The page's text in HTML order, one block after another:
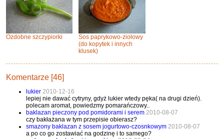
Ozdobne szczypiorki
Sos paprykowo-ziołowy
(do kopytek i innych
klusek)
Komentarze [46]
lukier 2010-12-16
lepiej nie dawać cytryny, gdyż lukier wtedy pęka( na drugi dzień).
polecam aromat, powiedzmy pomarańczowy..
baklazan pieczony pod pomidorami i serem 2010-08-07
czy bakłażana w tym przepisie obierasz?
smazony baklazan z sosem jogurtowo-czosnkowym 2010-08-07
a po co go zostawiać na godzinę i to samego?